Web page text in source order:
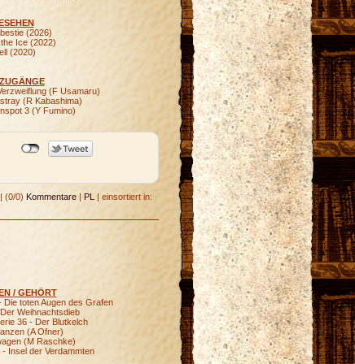
(2026)
Ice (2022)
(2020)
(F Usamaru)
(R Kabashima)
3 (Y Fumino)
| (0/0) Kommentare | PL | einsortiert in:
/ GEHÖRT
Die toten Augen des Grafen
Weihnachtsdieb
36 - Der Blutkelch
(A Ofner)
(M Raschke)
Insel der Verdammten